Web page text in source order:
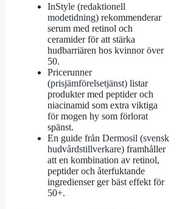
InStyle (redaktionell
modetidning) rekommenderar
serum med retinol och
ceramider för att stärka
hudbarriären hos kvinnor över
50.
Pricerunner
(prisjämförelsetjänst) listar
produkter med peptider och
niacinamid som extra viktiga
för mogen hy som förlorat
spänst.
En guide från Dermosil (svensk
hudvårdstillverkare) framhåller
att en kombination av retinol,
peptider och återfuktande
ingredienser ger bäst effekt för
50+.